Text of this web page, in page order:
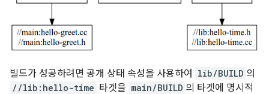
빌드가 성공하려면 공개 상태 속성을 사용하여 lib/BUILD 의
//lib:hello-time 타겟을 main/BUILD 의 타겟에 명시적